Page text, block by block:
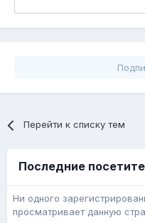
Перейти к списку тем
Последние
Ни одного
просматривает данную